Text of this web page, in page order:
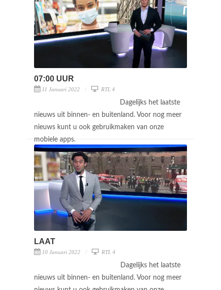
07:00 UUR
11 Januari 2022 RTL 4
Dagelijks het laatste
nieuws uit binnen- en buitenland. Voor nog meer
nieuws kunt u ook gebruikmaken van onze
mobiele apps.
LAAT
10 Januari 2022 RTL 4
Dagelijks het laatste
nieuws uit binnen- en buitenland. Voor nog meer